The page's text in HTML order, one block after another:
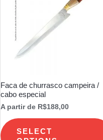
Faca de churrasco campeira /
cabo especial
A partir de R$188,00
SELECT